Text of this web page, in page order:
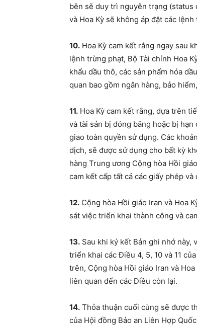
bên sẽ duy trì nguyên trạng
và Hoa Kỳ sẽ không áp đặt các
10. Hoa Kỳ cam kết rằng ngay sau
lệnh trừng phạt, Bộ Tài chính Hoa
khẩu dầu thô, các sản phẩm hóa
quan bao gồm ngân hàng, bảo
11. Hoa Kỳ cam kết rằng, dựa trên
và tài sản bị đóng băng hoặc bị
giao toàn quyền sử dụng. Các
dịch, sẽ được sử dụng cho bất kỳ
hàng Trung ương Cộng hòa Hồi
cam kết cấp tất cả các giấy phép
12. Cộng hòa Hồi giáo Iran và Hoa
sát việc triển khai thành công và
13. Sau khi ký kết Bản ghi nhớ này,
triển khai các Điều 4, 5, 10 và 11
trên, Cộng hòa Hồi giáo Iran và
liên quan đến các Điều còn lại.
14. Thỏa thuận cuối cùng sẽ được
của Hội đồng Bảo an Liên Hợp